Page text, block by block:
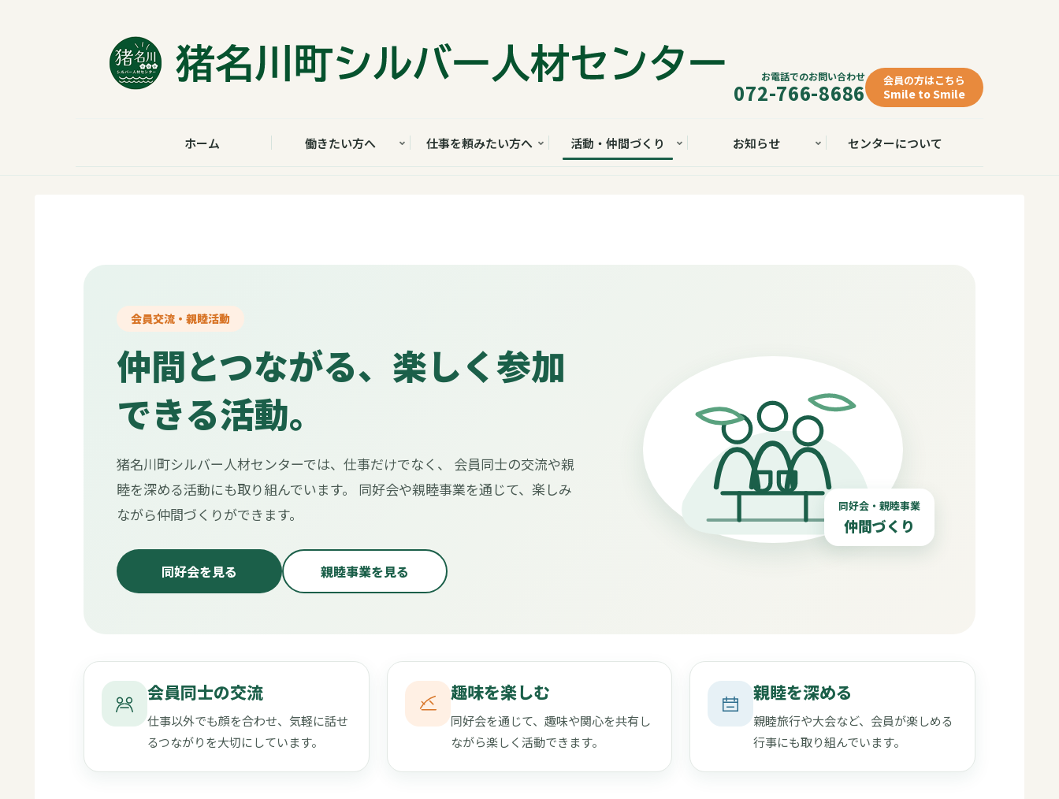
ホーム 働きたい方へ 仕事を頼みたい方へ 活動・仲間づくり お知らせ センターについて
お電話でのお問い合わせ
072-766-8686 会員の方はこちら
Smile to Smile
会員交流・親睦活動
仲間とつながる、楽しく参加
できる活動。
猪名川町シルバー人材センターでは、仕事だけでなく、 会員同士の交流や親
睦を深める活動にも取り組んでいます。 同好会や親睦事業を通じて、楽しみ
ながら仲間づくりができます。
同好会を見る 親睦事業を見る
同好会・親睦事業
仲間づくり
会員同士の交流
仕事以外でも顔を合わせ、気軽に話せ
るつながりを大切にしています。
趣味を楽しむ
同好会を通じて、趣味や関心を共有し
ながら楽しく活動できます。
親睦を深める
親睦旅行や大会など、会員が楽しめる
行事にも取り組んでいます。